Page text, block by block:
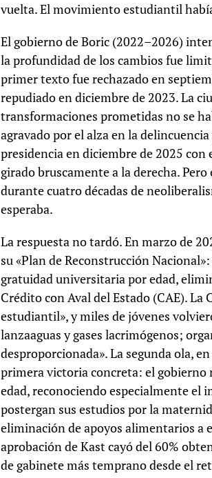
vuelta. El movimiento estudiantil
El gobierno de Boric (2022–2026)
la profundidad de los cambios fue
primer texto fue rechazado en
repudiado en diciembre de 2023. La
transformaciones prometidas no se
agravado por el alza en la
presidencia en diciembre de 2025
girado bruscamente a la derecha.
durante cuatro décadas de
esperaba.
La respuesta no tardó. En marzo de
su «Plan de Reconstrucción
gratuidad universitaria por edad,
Crédito con Aval del Estado (CAE). La
estudiantil», y miles de jóvenes
lanzaaguas y gases lacrimógenos;
desproporcionada». La segunda ola,
primera victoria concreta: el
edad, reconociendo especialmente el
postergan sus estudios por la
eliminación de apoyos alimentarios a
aprobación de Kast cayó del 60%
de gabinete más temprano desde el